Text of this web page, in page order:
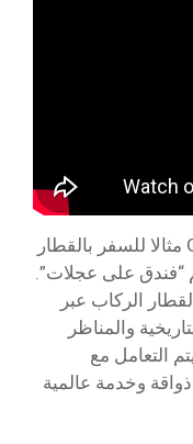
يعد Golden Eagle Danube Express مثالا للسفر بالقطار
“فندق على عجلات”.
الركاب عبر
والمناظر
التعامل مع
وخدمة عالمية